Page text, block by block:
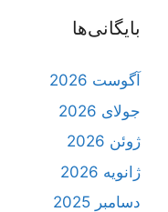
بایگانی‌ها
آگوست 2026
جولای 2026
ژوئن 2026
ژانویه 2026
دسامبر 2025